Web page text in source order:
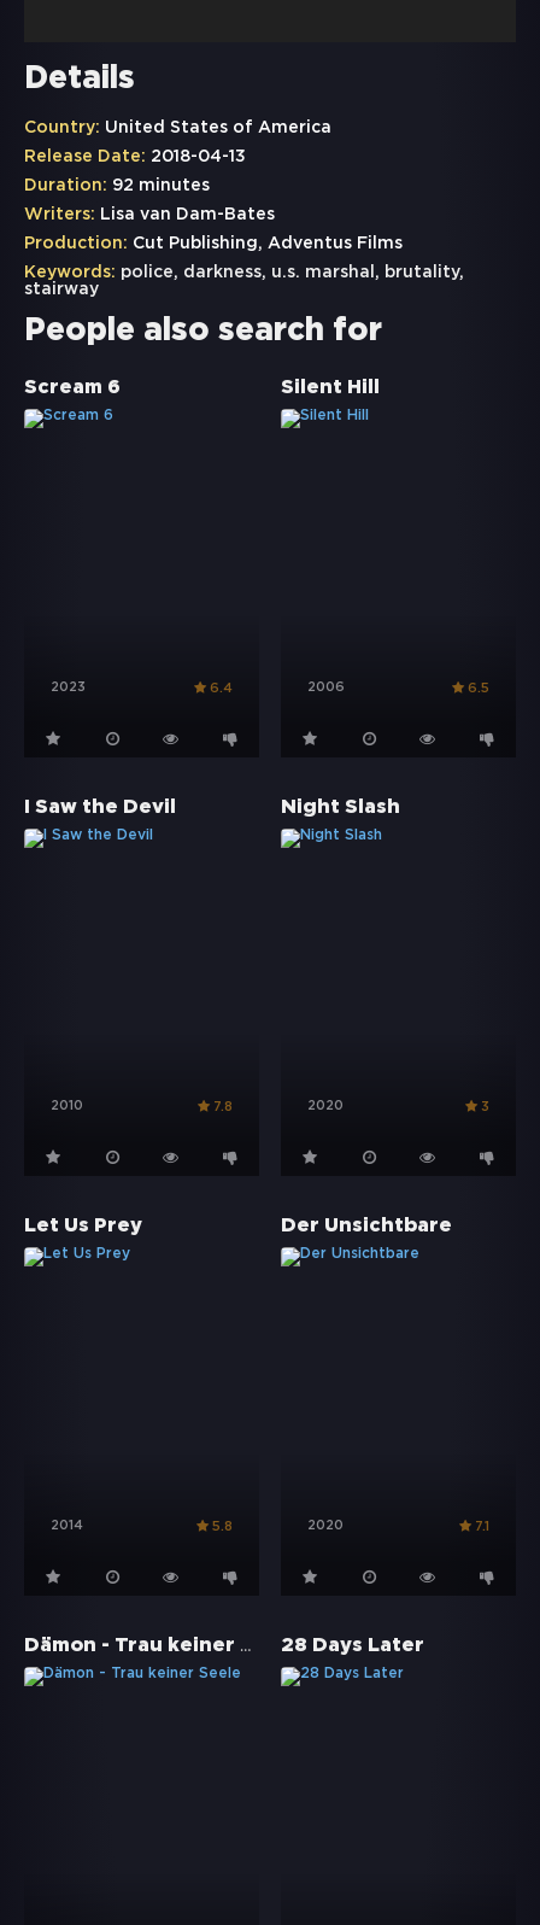
Details
Country: United States of America
Release Date: 2018-04-13
Duration: 92 minutes
Writers: Lisa van Dam-Bates
Production: Cut Publishing, Adventus Films
Keywords: police, darkness, u.s. marshal , brutality,
stairway
People also search for
Scream 6
2023 6.4
Silent Hill
2006 6.5
I Saw the Devil
2010 7.8
Night Slash
2020 3
Let Us Prey
2014 5.8
Der Unsichtbare
2020 7.1
Dämon - Trau keiner Seele 28 Days Later